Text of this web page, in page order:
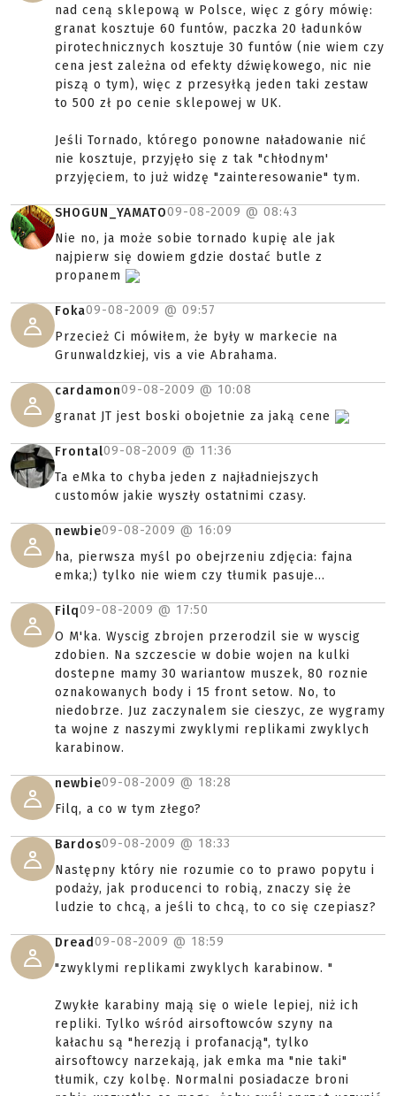
nad ceną sklepową w Polsce, więc z góry mówię:
granat kosztuje 60 funtów, paczka 20 ładunków
pirotechnicznych kosztuje 30 funtów (nie wiem czy
cena jest zależna od efekty dźwiękowego, nic nie
piszą o tym), więc z przesyłką jeden taki zestaw
to 500 zł po cenie sklepowej w UK.
Jeśli Tornado, którego ponowne naładowanie nić
nie kosztuje, przyjęło się z tak "chłodnym'
przyjęciem, to już widzę "zainteresowanie" tym.
SHOGUN_YAMATO09-08-2009 @ 08:43
Nie no, ja może sobie tornado kupię ale jak
najpierw się dowiem gdzie dostać butle z
propanem
Foka09-08-2009 @ 09:57
Przecież Ci mówiłem, że były w markecie na
Grunwaldzkiej, vis a vie Abrahama.
cardamon09-08-2009 @ 10:08
granat JT jest boski obojetnie za jaką cene
Frontal09-08-2009 @ 11:36
Ta eMka to chyba jeden z najładniejszych
customów jakie wyszły ostatnimi czasy.
newbie09-08-2009 @ 16:09
ha, pierwsza myśl po obejrzeniu zdjęcia: fajna
emka;) tylko nie wiem czy tłumik pasuje...
Filq09-08-2009 @ 17:50
O M'ka. Wyscig zbrojen przerodzil sie w wyscig
zdobien. Na szczescie w dobie wojen na kulki
dostepne mamy 30 wariantow muszek, 80 roznie
oznakowanych body i 15 front setow. No, to
niedobrze. Juz zaczynalem sie cieszyc, ze wygramy
ta wojne z naszymi zwyklymi replikami zwyklych
karabinow.
newbie09-08-2009 @ 18:28
Filq, a co w tym złego?
Bardos09-08-2009 @ 18:33
Następny który nie rozumie co to prawo popytu i
podaży, jak producenci to robią, znaczy się że
ludzie to chcą, a jeśli to chcą, to co się czepiasz?
Dread09-08-2009 @ 18:59
"zwyklymi replikami zwyklych karabinow. "
Zwykłe karabiny mają się o wiele lepiej, niż ich
repliki. Tylko wśród airsoftowców szyny na
kałachu są "herezją i profanacją", tylko
airsoftowcy narzekają, jak emka ma "nie taki"
tłumik, czy kolbę. Normalni posiadacze broni